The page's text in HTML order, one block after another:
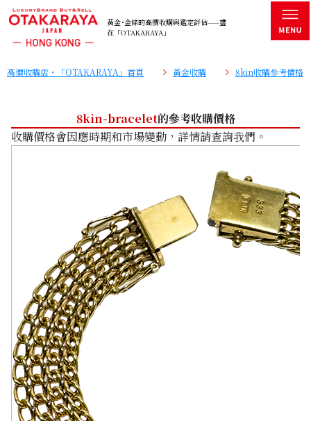
黃金･金條的高價收購與鑑定評估——盡
在「OTAKARAYA」
高價收購店・「OTAKARAYA」首頁 黃金收購 8kin收購參考價格
8kin-bracelet的參考收購價格
收購價格會因應時期和市場變動，詳情請查詢我們。